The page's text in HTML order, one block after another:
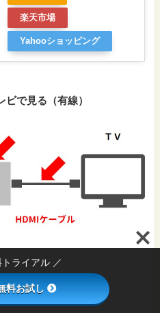
楽天市場
Yahooショッピング
で見る（有線）
方法です。
ライアル ／
料お試し